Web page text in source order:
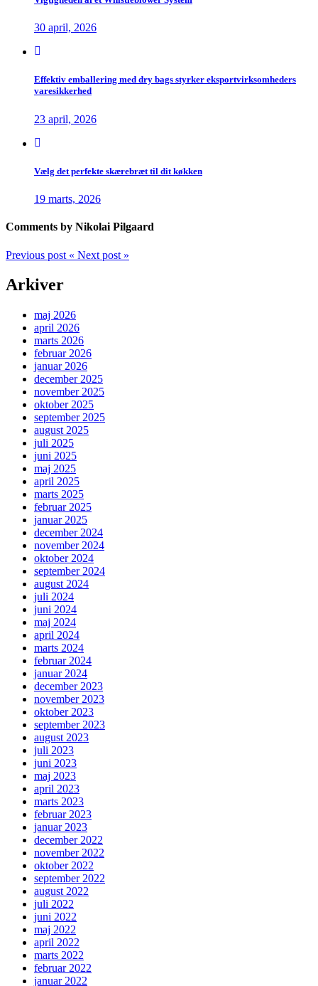
30 april, 2026
Effektiv emballering med dry bags styrker eksportvirksomheders
varesikkerhed
23 april, 2026
Vælg det perfekte skærebræt til dit køkken
19 marts, 2026
Comments by Nikolai Pilgaard
Previous post « Next post »
Arkiver
maj 2026
april 2026
marts 2026
februar 2026
januar 2026
december 2025
november 2025
oktober 2025
september 2025
august 2025
juli 2025
juni 2025
maj 2025
april 2025
marts 2025
februar 2025
januar 2025
december 2024
november 2024
oktober 2024
september 2024
august 2024
juli 2024
juni 2024
maj 2024
april 2024
marts 2024
februar 2024
januar 2024
december 2023
november 2023
oktober 2023
september 2023
august 2023
juli 2023
juni 2023
maj 2023
april 2023
marts 2023
februar 2023
januar 2023
december 2022
november 2022
oktober 2022
september 2022
august 2022
juli 2022
juni 2022
maj 2022
april 2022
marts 2022
februar 2022
januar 2022